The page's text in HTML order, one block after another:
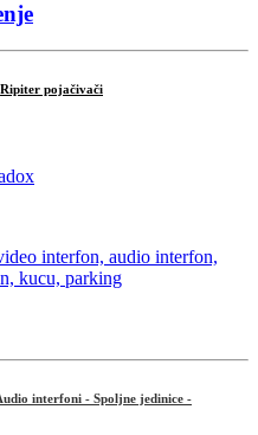
Ripiter pojačivači
interfoni - Spoljne jedinice -